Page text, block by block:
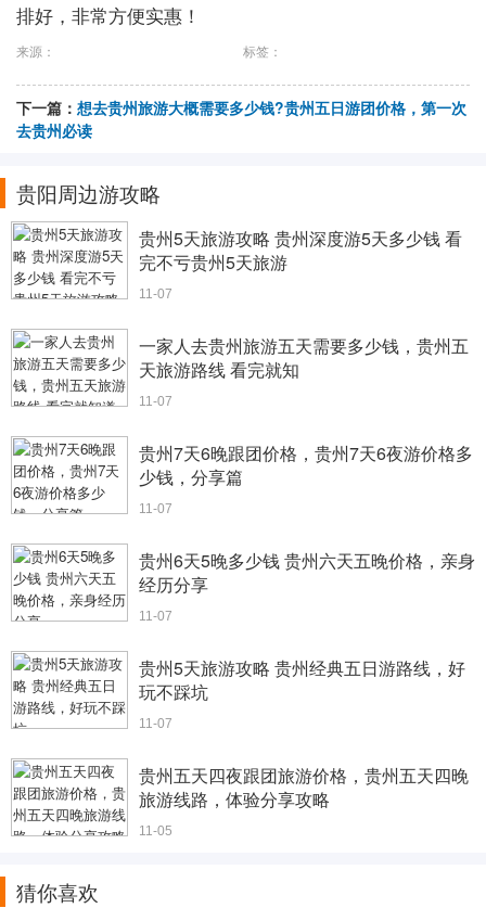
排好，非常方便实惠！
来源： 标签：
下一篇： 想去贵州旅游大概需要多少钱?贵州五日游团价格，第一次
去贵州必读
贵阳周边游攻略
贵州5天旅游攻略 贵州深度游5天多少钱 看
完不亏贵州5天旅游
11-07
一家人去贵州旅游五天需要多少钱，贵州五
天旅游路线 看完就知
11-07
贵州7天6晚跟团价格，贵州7天6夜游价格多
少钱，分享篇
11-07
贵州6天5晚多少钱 贵州六天五晚价格，亲身
经历分享
11-07
贵州5天旅游攻略 贵州经典五日游路线，好
玩不踩坑
11-07
贵州五天四夜跟团旅游价格，贵州五天四晚
旅游线路，体验分享攻略
11-05
猜你喜欢